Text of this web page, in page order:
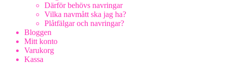
Därför behövs navringar
Vilka navmått ska jag ha?
Plåtfälgar och navringar?
Bloggen
Mitt konto
Varukorg
Kassa